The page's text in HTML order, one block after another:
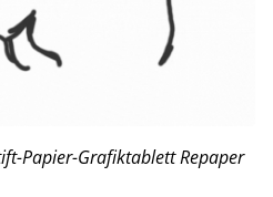
Papier-Grafiktablett Repaper